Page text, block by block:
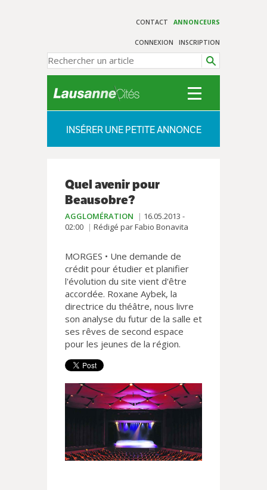
CONTACT ANNONCEURS
CONNEXION INSCRIPTION
INSÉRER UNE PETITE ANNONCE
Quel avenir pour
Beausobre?
AGGLOMÉRATION
16.05.2013 -
02:00
Rédigé par Fabio Bonavita
MORGES • Une demande de
crédit pour étudier et planifier
l'évolution du site vient d'être
accordée. Roxane Aybek, la
directrice du théâtre, nous livre
son analyse du futur de la salle et
ses rêves de second espace
pour les jeunes de la région.